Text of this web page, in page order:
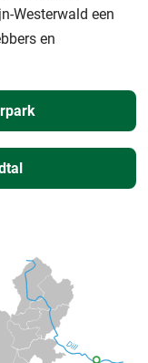
Westerwald een
en